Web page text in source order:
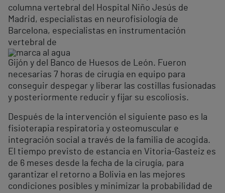
columna vertebral del Hospital Niño Jesús de
Madrid, especialistas en neurofisiología de
Barcelona, especialistas en instrumentación
vertebral de
Gijón y del Banco de Huesos de León. Fueron
necesarias 7 horas de cirugía en equipo para
conseguir despegar y liberar las costillas fusionadas
y posteriormente reducir y fijar su escoliosis.
Después de la intervención el siguiente paso es la
fisioterapia respiratoria y osteomuscular e
integración social a través de la familia de acogida.
El tiempo previsto de estancia en Vitoria-Gasteiz es
de 6 meses desde la fecha de la cirugía, para
garantizar el retorno a Bolivia en las mejores
condiciones posibles y minimizar la probabilidad de